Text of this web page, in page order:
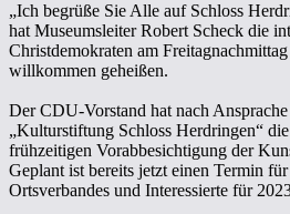
„Ich begrüße Sie Alle auf Schloss
hat Museumsleiter Robert Scheck die
Christdemokraten am
willkommen geheißen.
Der CDU-Vorstand hat nach
„Kulturstiftung Schloss Herdringen“
frühzeitigen Vorabbesichtigung der
Geplant ist bereits jetzt einen Termin
Ortsverbandes und Interessierte für